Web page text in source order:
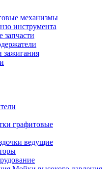
механизмы
инструмента
запчасти
зажигания
графитовые
ведущие